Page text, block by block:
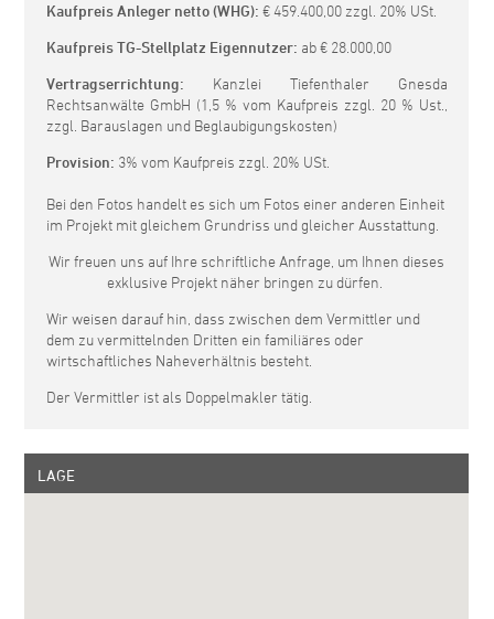
Kaufpreis Anleger netto (WHG): € 459.400,00 zzgl. 20% USt.
Kaufpreis TG-Stellplatz Eigennutzer: ab € 28.000,00
Vertragserrichtung: Kanzlei Tiefenthaler Gnesda
Rechtsanwälte GmbH (1,5 % vom Kaufpreis zzgl. 20 % Ust.,
zzgl. Barauslagen und Beglaubigungskosten)
Provision: 3% vom Kaufpreis zzgl. 20% USt.
Bei den Fotos handelt es sich um Fotos einer anderen Einheit
im Projekt mit gleichem Grundriss und gleicher Ausstattung.
Wir freuen uns auf Ihre schriftliche Anfrage, um Ihnen dieses
exklusive Projekt näher bringen zu dürfen.
Wir weisen darauf hin, dass zwischen dem Vermittler und
dem zu vermittelnden Dritten ein familiäres oder
wirtschaftliches Naheverhältnis besteht.
Der Vermittler ist als Doppelmakler tätig.
LAGE